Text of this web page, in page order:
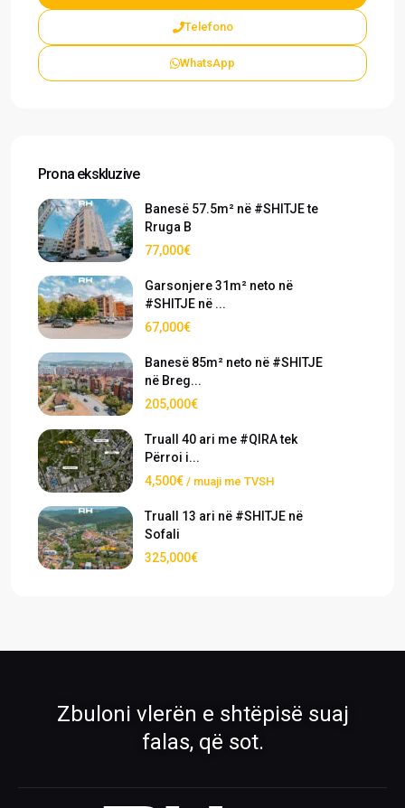
Telefono
WhatsApp
Prona ekskluzive
Banesë 57.5m² në #SHITJE te
Rruga B
77,000€
Garsonjere 31m² neto në
#SHITJE në ...
67,000€
Banesë 85m² neto në #SHITJE
në Breg...
205,000€
Truall 40 ari me #QIRA tek
Përroi i...
4,500€ / muaji me TVSH
Truall 13 ari në #SHITJE në
Sofali
325,000€
Zbuloni vlerën e shtëpisë suaj
falas, që sot.
Estate
Mëso më shumë për ekipin tonë
Kontakti
Na kontaktoni për çdo pyetje